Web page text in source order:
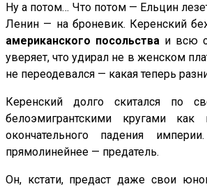
Ну а потом… Что потом — Ельцин
Ленин — на броневик. Керенский
американского посольства и всю
уверяет, что удирал не в женском
не переодевался — какая теперь
Керенский долго скитался по
белоэмигрантскими кругами как
окончательного падения
прямолинейнее — предатель.
Он, кстати, предаст даже свои